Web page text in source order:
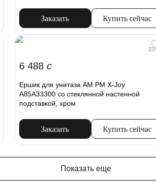
Заказать Купить сейчас
6 488 c
Ершик для унитаза AM.PM X-Joy
A85A33300 со стеклянной настенной
подставкой, хром
Заказать Купить сейчас
Показать еще